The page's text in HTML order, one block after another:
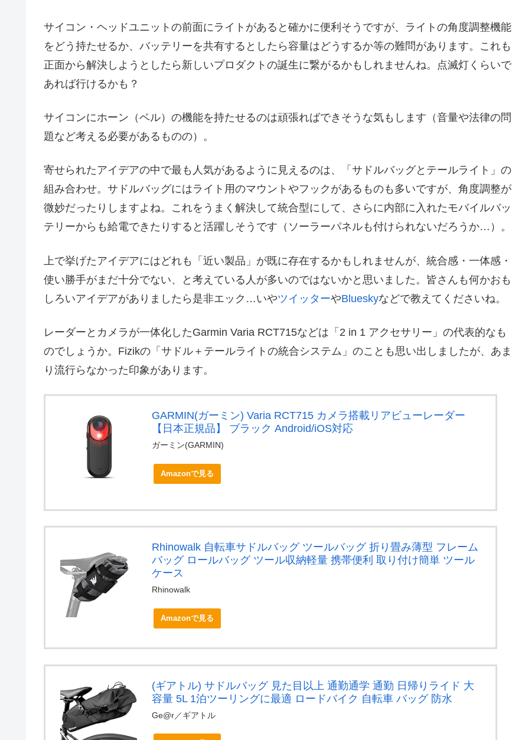
サイコン・ヘッドユニットの前面にライトがあると確かに便利そうですが、ライトの角度調整機能
をどう持たせるか、バッテリーを共有するとしたら容量はどうするか等の難問があります。これも
正面から解決しようとしたら新しいプロダクトの誕生に繋がるかもしれませんね。点滅灯くらいで
あれば行けるかも？
サイコンにホーン（ベル）の機能を持たせるのは頑張ればできそうな気もします（音量や法律の問
題など考える必要があるものの）。
寄せられたアイデアの中で最も人気があるように見えるのは、「サドルバッグとテールライト」の
組み合わせ。サドルバッグにはライト用のマウントやフックがあるものも多いですが、角度調整が
微妙だったりしますよね。これをうまく解決して統合型にして、さらに内部に入れたモバイルバッ
テリーからも給電できたりすると活躍しそうです（ソーラーパネルも付けられないだろうか…）。
上で挙げたアイデアにはどれも「近い製品」が既に存在するかもしれませんが、統合感・一体感・
使い勝手がまだ十分でない、と考えている人が多いのではないかと思いました。皆さんも何かおも
しろいアイデアがありましたら是非エック…いやツイッターやBlueskyなどで教えてくださいね。
レーダーとカメラが一体化したGarmin Varia RCT715などは「2 in 1 アクセサリー」の代表的なも
のでしょうか。Fizikの「サドル＋テールライトの統合システム」のことも思い出しましたが、あま
り流行らなかった印象があります。
GARMIN(ガーミン) Varia RCT715 カメラ搭載リアビューレーダー
【日本正規品】 ブラック Android/iOS対応
ガーミン(GARMIN)
Amazonで見る
Rhinowalk 自転車サドルバッグ ツールバッグ 折り畳み薄型 フレーム
バッグ ロールバッグ ツール収納軽量 携帯便利 取り付け簡単 ツール
ケース
Rhinowalk
Amazonで見る
(ギアトル) サドルバッグ 見た目以上 通勤通学 通勤 日帰りライド 大
容量 5L 1泊ツーリングに最適 ロードバイク 自転車 バッグ 防水
Ge@r／ギアトル